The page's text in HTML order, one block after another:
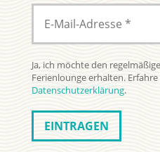
Ja, ich möchte den
Ferienlounge erhalten.
Datenschutzerklärung.